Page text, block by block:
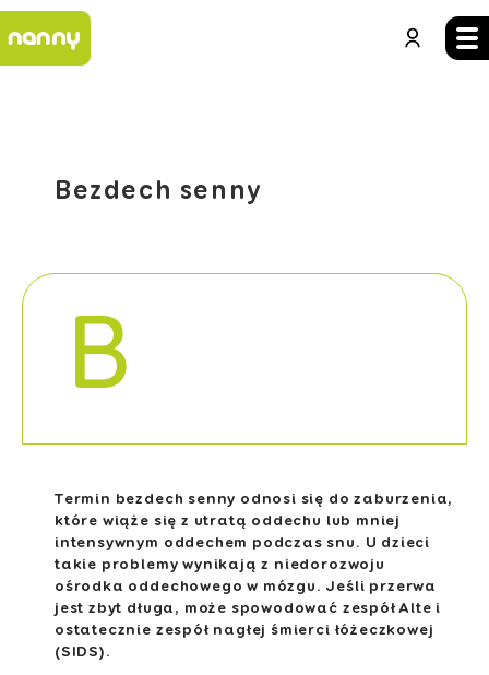
Bezdech senny
B
Termin bezdech senny odnosi się do zaburzenia,
które wiąże się z utratą oddechu lub mniej
intensywnym oddechem podczas snu. U dzieci
takie problemy wynikają z niedorozwoju
ośrodka oddechowego w mózgu. Jeśli przerwa
jest zbyt długa, może spowodować zespół Alte i
ostatecznie zespół nagłej śmierci łóżeczkowej
(SIDS).